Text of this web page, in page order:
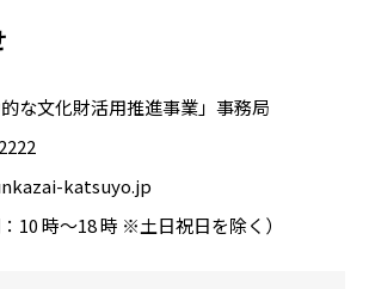
的な文化財活用推進事業」事務局
katsuyo.jp
時～18 時 ※土日祝日を除く）